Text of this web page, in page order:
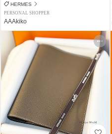
HERMES
PERSONAL SHOPPER
AAAkiko